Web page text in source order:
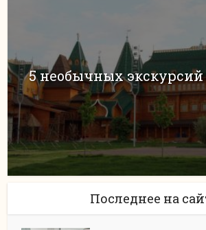
5 необычных
Последнее на